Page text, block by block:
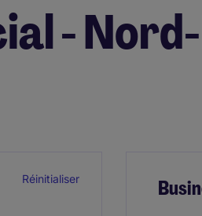
-
Réinitialiser